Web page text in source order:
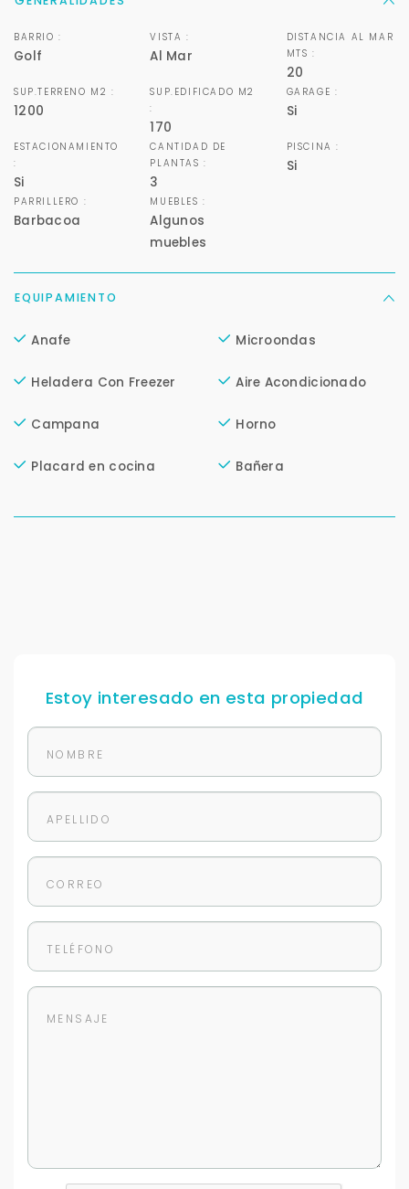
BARRIO :
Golf
VISTA :
Al Mar
DISTANCIA AL MAR
MTS :
20
SUP.TERRENO M2 :
1200
SUP.EDIFICADO M2
:
170
GARAGE :
Si
ESTACIONAMIENTO
:
Si
CANTIDAD DE
PLANTAS :
3
PISCINA :
Si
PARRILLERO :
Barbacoa
MUEBLES :
Algunos
muebles
EQUIPAMIENTO
Anafe Microondas
Heladera Con Freezer Aire Acondicionado
Campana Horno
Placard en cocina Bañera
Estoy interesado en esta propiedad
mejor y más rápido
Déjanos tus datos para identificar tu consulta en el
Tus datos están seguros
No compartimos tu información ni enviamos spam.
Solo los usamos para responder tu consulta.